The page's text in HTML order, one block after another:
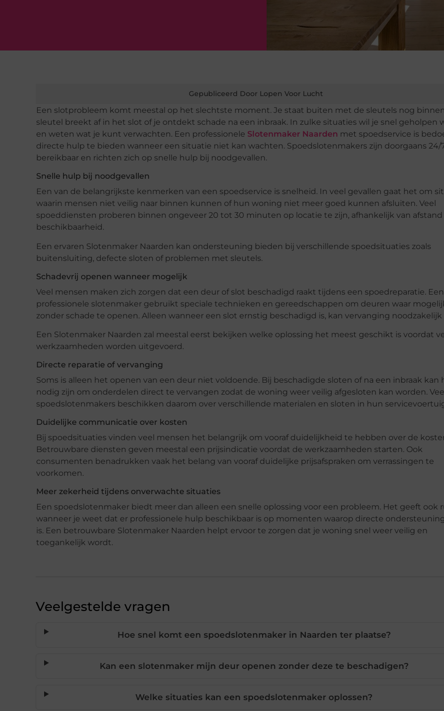
Gepubliceerd Door Lopen Voor Lucht
Een slotprobleem komt meestal op het slechtste moment. Je staat buiten met de sleutels nog
sleutel breekt af in het slot of je ontdekt schade na een inbraak. In zulke situaties wil je snel geholpen
en weten wat je kunt verwachten. Een professionele Slotenmaker Naarden met spoedservice is
directe hulp te bieden wanneer een situatie niet kan wachten. Spoedslotenmakers zijn doorgaans 24/
bereikbaar en richten zich op snelle hulp bij noodgevallen.
Snelle hulp bij noodgevallen
Een van de belangrijkste kenmerken van een spoedservice is snelheid. In veel gevallen gaat het om
waarin mensen niet veilig naar binnen kunnen of hun woning niet meer goed kunnen afsluiten. Veel
spoeddiensten proberen binnen ongeveer 20 tot 30 minuten op locatie te zijn, afhankelijk van afstand
beschikbaarheid.
Een ervaren Slotenmaker Naarden kan ondersteuning bieden bij verschillende spoedsituaties zoals
buitensluiting, defecte sloten of problemen met sleutels.
Schadevrij openen wanneer mogelijk
Veel mensen maken zich zorgen dat een deur of slot beschadigd raakt tijdens een spoedreparatie. Een
professionele slotenmaker gebruikt speciale technieken en gereedschappen om deuren waar
zonder schade te openen. Alleen wanneer een slot ernstig beschadigd is, kan vervanging noodzakelijk
Een Slotenmaker Naarden zal meestal eerst bekijken welke oplossing het meest geschikt is voordat
werkzaamheden worden uitgevoerd.
Directe reparatie of vervanging
Soms is alleen het openen van een deur niet voldoende. Bij beschadigde sloten of na een inbraak kan
nodig zijn om onderdelen direct te vervangen zodat de woning weer veilig afgesloten kan worden.
spoedslotenmakers beschikken daarom over verschillende materialen en sloten in hun
Duidelijke communicatie over kosten
Bij spoedsituaties vinden veel mensen het belangrijk om vooraf duidelijkheid te hebben over de
Betrouwbare diensten geven meestal een prijsindicatie voordat de werkzaamheden starten. Ook
consumenten benadrukken vaak het belang van vooraf duidelijke prijsafspraken om verrassingen te
voorkomen.
Meer zekerheid tijdens onverwachte situaties
Een spoedslotenmaker biedt meer dan alleen een snelle oplossing voor een probleem. Het geeft ook
wanneer je weet dat er professionele hulp beschikbaar is op momenten waarop directe
is. Een betrouwbare Slotenmaker Naarden helpt ervoor te zorgen dat je woning snel weer veilig en
toegankelijk wordt.
Veelgestelde vragen
Hoe snel komt een spoedslotenmaker in Naarden ter plaatse?
Kan een slotenmaker mijn deur openen zonder deze te beschadigen?
Welke situaties kan een spoedslotenmaker oplossen?